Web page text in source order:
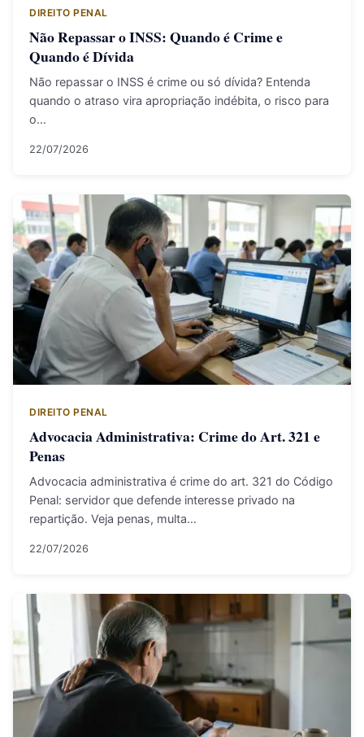
DIREITO PENAL
Não Repassar o INSS: Quando é Crime e
Quando é Dívida
Não repassar o INSS é crime ou só dívida? Entenda
quando o atraso vira apropriação indébita, o risco para
o…
22/07/2026
DIREITO PENAL
Advocacia Administrativa: Crime do Art. 321 e
Penas
Advocacia administrativa é crime do art. 321 do Código
Penal: servidor que defende interesse privado na
repartição. Veja penas, multa…
22/07/2026